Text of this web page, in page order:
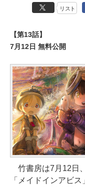
リスト
【第13話】
7月12日 無料公開
竹書房は7月12日
「メイドインアビ